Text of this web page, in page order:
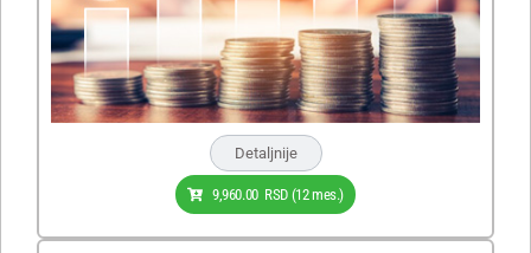
Detaljnije
9,960.00 RSD(12 mes.)